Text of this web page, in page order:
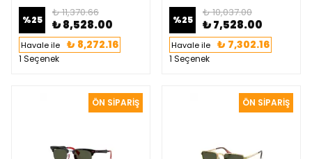
%25
₺ 11,370.66
₺ 8,528.00
Havale ile ₺ 8,272.16
1 Seçenek
%25
₺ 10,037.00
₺ 7,528.00
Havale ile ₺ 7,302.16
1 Seçenek